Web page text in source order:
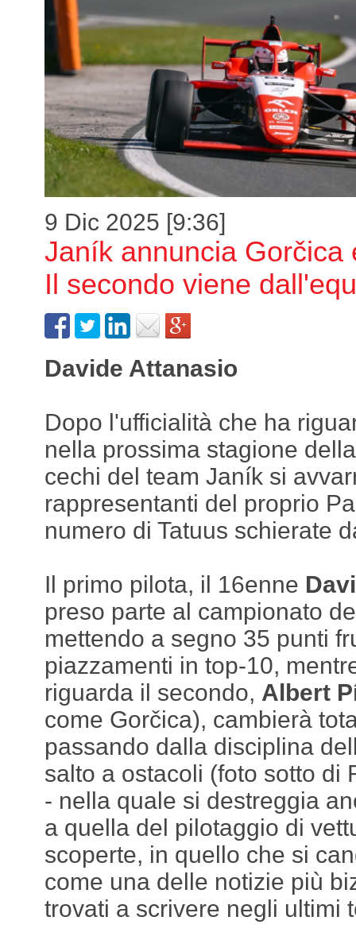
9 Dic 2025 [9:36]
Janík annuncia Gorčica
Il secondo viene
Davide Attanasio
Dopo l'ufficialità che ha
nella prossima stagione
cechi del team Janík si
rappresentanti del proprio
numero di Tatuus schierate
Il primo pilota, il 16enne
preso parte al campionato
mettendo a segno 35 punti
piazzamenti in top-10,
riguarda il secondo, Albert
come Gorčica), cambierà
passando dalla disciplina
salto a ostacoli (foto sotto di
- nella quale si destreggia
a quella del pilotaggio di
scoperte, in quello che si
come una delle notizie più
trovati a scrivere negli ultimi